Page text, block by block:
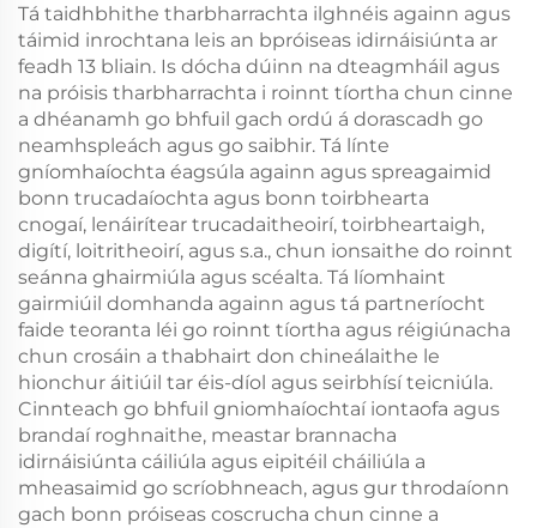
Tá taidhbhithe tharbharrachta ilghnéis againn agus
táimid inrochtana leis an bpróiseas idirnáisiúnta ar
feadh 13 bliain. Is dócha dúinn na dteagmháil agus
na próisis tharbharrachta i roinnt tíortha chun cinne
a dhéanamh go bhfuil gach ordú á dorascadh go
neamhspleách agus go saibhir. Tá línte
gníomhaíochta éagsúla againn agus spreagaimid
bonn trucadaíochta agus bonn toirbhearta
cnogaí, lenáirítear trucadaitheoirí, toirbheartaigh,
digítí, loitritheoirí, agus s.a., chun ionsaithe do roinnt
seánna ghairmiúla agus scéalta. Tá líomhaint
gairmiúil domhanda againn agus tá partneríocht
faide teoranta léi go roinnt tíortha agus réigiúnacha
chun crosáin a thabhairt don chineálaithe le
hionchur áitiúil tar éis-díol agus seirbhísí teicniúla.
Cinnteach go bhfuil gniomhaíochtaí iontaofa agus
brandaí roghnaithe, meastar brannacha
idirnáisiúnta cáiliúla agus eipitéil cháiliúla a
mheasaimid go scríobhneach, agus gur throdaíonn
gach bonn próiseas coscrucha chun cinne a